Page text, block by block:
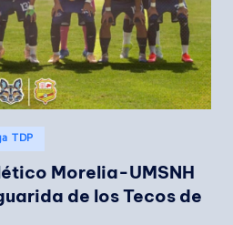
TDP
Morelia-UMSNH
de los Tecos de